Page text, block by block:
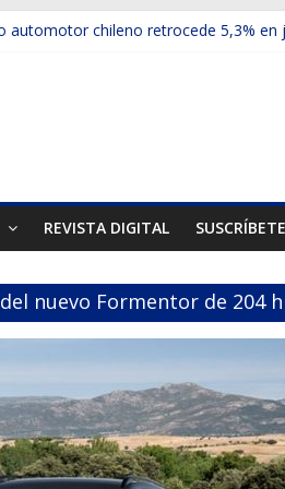
automotor chileno retrocede 5,3% en
presentó la recién estrenada
mercado internacional en lanzar la
REVISTA DIGITAL SUSCRÍBETE
nuevo Formentor de 204